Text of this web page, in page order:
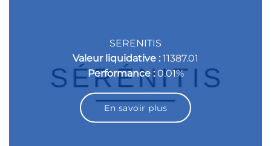
SERENITIS
Valeur liquidative : 11387.01
Performance : 0.01%
En savoir plus